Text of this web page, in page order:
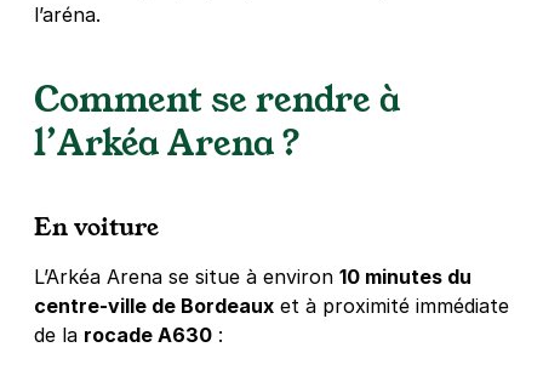
l’aréna.
Comment se rendre à
l’Arkéa Arena ?
En voiture
L’Arkéa Arena se situe à environ 10 minutes du
centre-ville de Bordeaux et à proximité immédiate
de la rocade A630 :